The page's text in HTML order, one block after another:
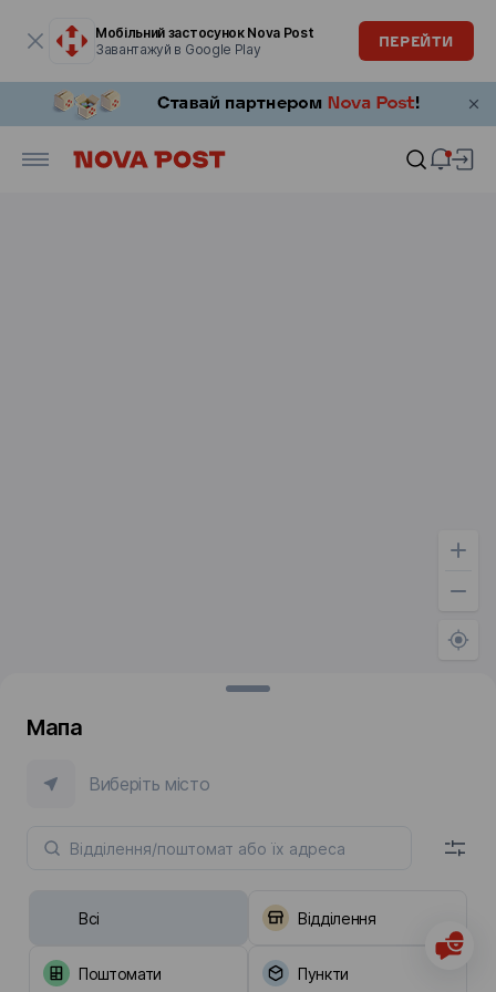
Мобільний застосунок Nova Post
Завантажуй в Google Play
ПЕРЕЙТИ
Мапа
Виберіть місто
Всі Відділення
Поштомати Пункти